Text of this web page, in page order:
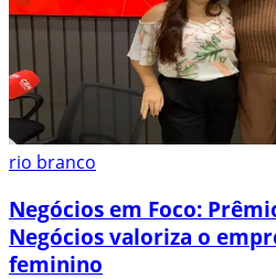
rio branco
Negócios em Foco:
Negócios valoriza o
feminino